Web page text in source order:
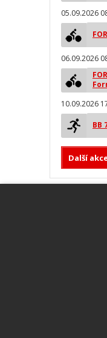
05.09.2026
06.09.2026
10.09.2026
BB
Další